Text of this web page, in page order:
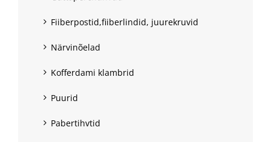
Fiiberpostid,fiiberlindid, juurekruvid
Närvinõelad
Kofferdami klambrid
Puurid
Pabertihvtid